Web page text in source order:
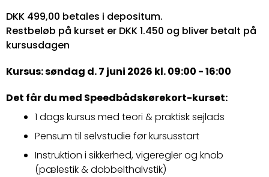
DKK 499,00 betales i depositum.
Restbeløb på kurset er DKK 1.450 og bliver betalt på
kursusdagen
Kursus: søndag d. 7 juni 2026 kl. 09:00 - 16:00
Det får du med Speedbådskørekort-kurset:
1 dags kursus med teori & praktisk sejlads
Pensum til selvstudie før kursusstart
Instruktion i sikkerhed, vigeregler og knob
(pælestik & dobbelthalvstik)